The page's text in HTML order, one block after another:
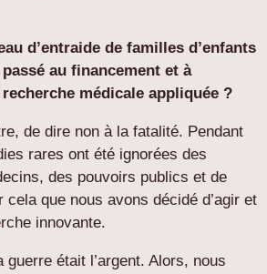
d’entraide de familles d’enfants
au financement et à
recherche médicale appliquée ?
de dire non à la fatalité. Pendant
rares ont été ignorées des
des pouvoirs publics et de
cela que nous avons décidé d’agir et
innovante.
guerre était l’argent. Alors, nous